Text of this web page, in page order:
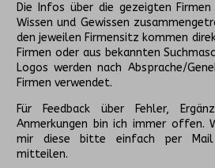
Die Infos über die gezeigten
Wissen und Gewissen
den jeweilen Firmensitz kommen
Firmen oder aus bekannten
Logos werden nach Absprache/
Firmen verwendet.
Für Feedback über Fehler,
Anmerkungen bin ich immer offen.
mir diese bitte einfach per Mail
mitteilen.